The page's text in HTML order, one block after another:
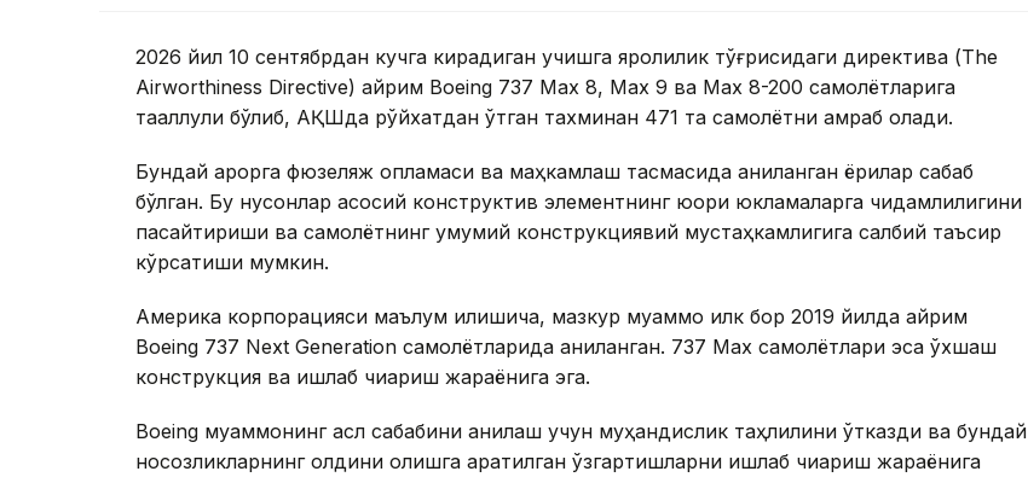
2026 йил 10 сентябрдан кучга кирадиган учишга яроқлилик тўғрисидаги директива (The
Airworthiness Directive) айрим Boeing 737 Max 8, Max 9 ва Max 8-200 самолётларига
тааллуқли бўлиб, АҚШда рўйхатдан ўтган тахминан 471 та самолётни қамраб олади.
Бундай қарорга фюзеляж қопламаси ва маҳкамлаш тасмасида аниқланган ёриқлар сабаб
бўлган. Бу нуқсонлар асосий конструктив элементнинг юқори юкламаларга чидамлилигини
пасайтириши ва самолётнинг умумий конструкциявий мустаҳкамлигига салбий таъсир
кўрсатиши мумкин.
Америка корпорацияси маълум қилишича, мазкур муаммо илк бор 2019 йилда айрим
Boeing 737 Next Generation самолётларида аниқланган. 737 Max самолётлари эса ўхшаш
конструкция ва ишлаб чиқариш жараёнига эга.
Boeing муаммонинг асл сабабини аниқлаш учун муҳандислик таҳлилини ўтказди ва бундай
носозликларнинг олдини олишга қаратилган ўзгартишларни ишлаб чиқариш жараёнига